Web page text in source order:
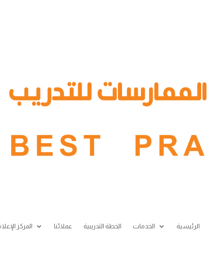
الرئيسية الخدمات الخطة التدريبية عملائنا المركز